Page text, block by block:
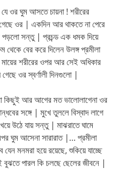
ওর ঘুম আসতে চায়না ! শরীরের
ওর | একদিন আর থাকতে না পেরে
পড়লো সন্তু | প্রচন্ড এক ধমক দিয়ে
থেকে বের করে দিলেন উলঙ্গ প্রমীলা
শরীরের ওপর আর সেই অধিকার
ওর স্বর্ণালী দিনগুলো |
কিছুই আর আগের মত ভালোলাগেনা ওর
সঙ্গে | মুখে তুললে বিস্বাদ লাগে
উঠে যায় সন্তু | মাঝরাতে ঘামে
ঘুম আসেনা সারারাত |… প্রমীলা
মনমরা হয়ে রয়েছে, শুকিয়ে যাচ্ছে
বুঝতে পারল কি চলছে ছেলের জীবনে |